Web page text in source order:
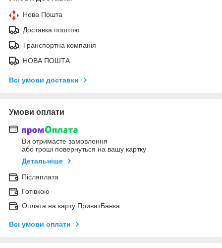
Нова Пошта
Доставка поштою
Транспортна компанія
НОВА ПОШТА
Всі умови доставки
Умови оплати
Ви отримаєте замовлення
або гроші повернуться на вашу картку
Детальніше
Післяплата
Готівкою
Оплата на карту ПриватБанка
Всі умови оплати